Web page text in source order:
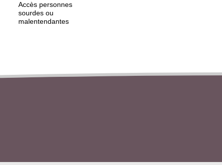
Accès personnes
sourdes ou
malentendantes